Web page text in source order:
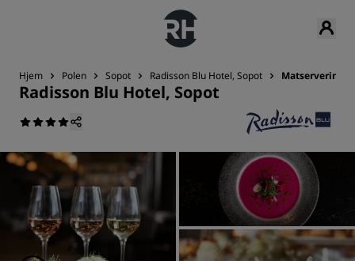
Hjem Polen Sopot Radisson Blu Hotel, Sopot Matservering
Radisson Blu Hotel, Sopot